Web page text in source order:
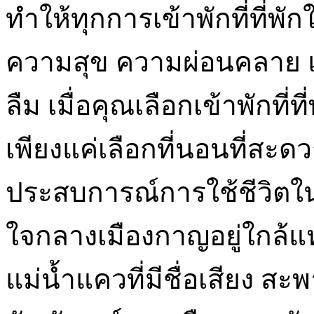
ทำให้ทุกการเข้าพักที่ที่พัก
ความสุข ความผ่อนคลาย
ลืม เมื่อคุณเลือกเข้าพักที่
เพียงแค่เลือกที่นอนที่สะ
ประสบการณ์การใช้ชีวิตใ
ใจกลางเมืองกาญอยู่ใกล้
แม่น้ำแควที่มีชื่อเสียง สะ